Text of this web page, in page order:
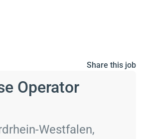
Share this job
Operator
Westfalen,